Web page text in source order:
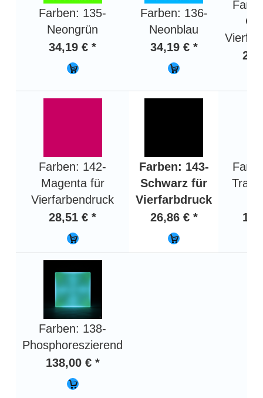
Farben: 135-
Neongrün
34,19 € *
Farben: 136-
Neonblau
34,19 € *
Farben: 142-
Magenta für
Vierfarbendruck
28,51 € *
Farben: 143-
Schwarz für
Vierfarbdruck
26,86 € *
Farben: 138-
Phosphoreszierend
138,00 € *